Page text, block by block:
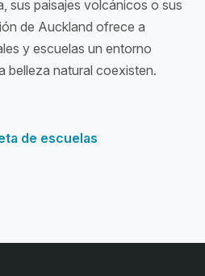
sus paisajes volcánicos o sus
de Auckland ofrece a
y escuelas un entorno
belleza natural coexisten.
de escuelas